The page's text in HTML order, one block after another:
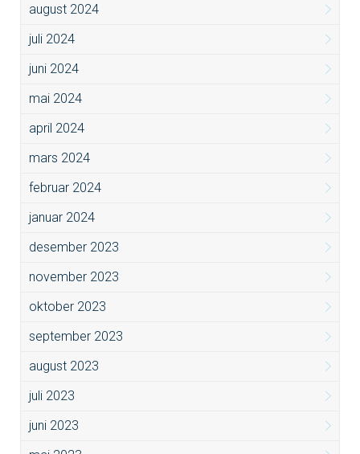
august 2024
juli 2024
juni 2024
mai 2024
april 2024
mars 2024
februar 2024
januar 2024
desember 2023
november 2023
oktober 2023
september 2023
august 2023
juli 2023
juni 2023